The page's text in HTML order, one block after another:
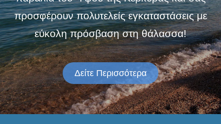
προσφέρουν πολυτελείς εγκαταστάσεις με
εύκολη πρόσβαση στη θάλασσα!
Δείτε Περισσότερα